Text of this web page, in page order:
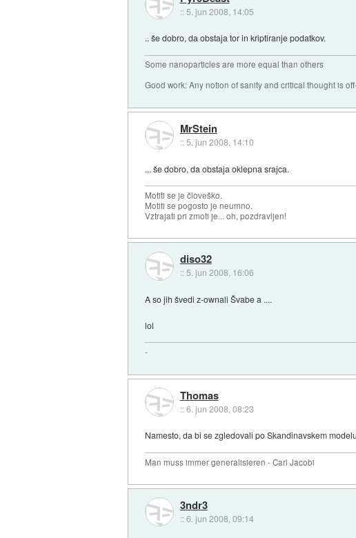
:: 5. jun 2008, 14:05
.. še dobro, da obstaja tor in kriptiranje podatkov.
Some nanoparticles are more equal than others
Good work: Any notion of sanity and critical thought is
MrStein
::5. jun 2008, 14:10
... še dobro, da obstaja oklepna srajca.
Motiti se je človeško.
Motiti se pogosto je neumno.
Vztrajati pri zmoti je... oh, pozdravljen!
diso32
:: 5. jun 2008, 16:06
A so jih švedi z-ownali Švabe a ....
lol
-
Thomas
::6. jun 2008, 08:23
Namesto, da bi se zgledovali po Skandinavskem
Man muss immer generalisieren - Carl Jacobi
3ndr3
::6. jun 2008, 09:14